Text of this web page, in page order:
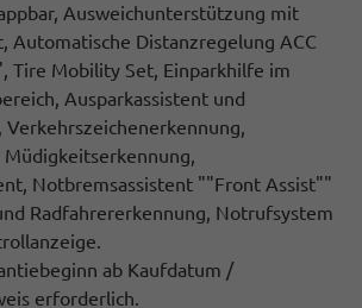
Ausweichunterstützung mit
Automatische Distanzregelung ACC
Tire Mobility Set, Einparkhilfe im
Ausparkassistent und
Verkehrszeichenerkennung,
Notbremsassistent ""Front Assist""
Radfahrererkennung, Notrufsystem
ab Kaufdatum /
erforderlich.